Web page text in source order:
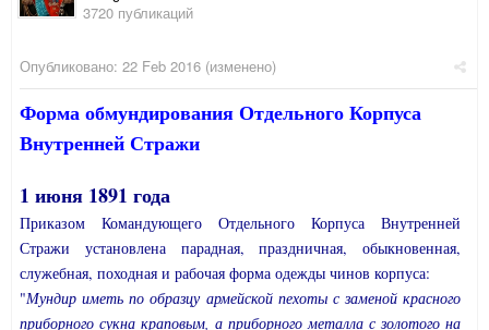
3720 публикаций
Опубликовано: 22 Feb 2016 (изменено)
Форма обмундирования Отдельного Корпуса
Внутренней Стражи
1 июня 1891 года
Приказом Командующего Отдельного Корпуса Внутренней
Стражи установлена парадная, праздничная, обыкновенная,
служебная, походная и рабочая форма одежды чинов корпуса:
"Мундир иметь по образцу армейской пехоты с заменой красного
приборного сукна краповым, а приборного металла с золотого на